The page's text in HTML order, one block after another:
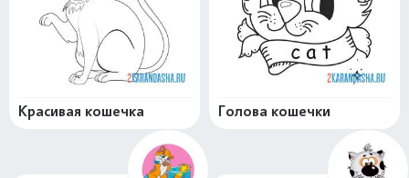
Красивая кошечка Голова кошечки